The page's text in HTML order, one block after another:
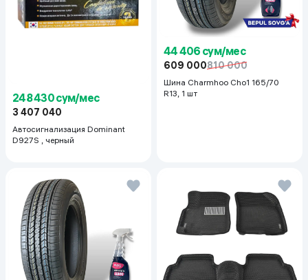
248 430 сум/мес
3 407 040
Автосигнализация Dominant
D927S , черный
44 406 сум/мес
609 000810 000
Шина Charmhoo Cho1 165/70
R13, 1 шт